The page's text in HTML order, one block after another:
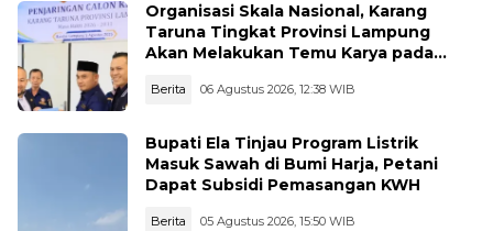
Organisasi Skala Nasional, Karang
Taruna Tingkat Provinsi Lampung
Akan Melakukan Temu Karya pada
Berita 06 Agustus 2026, 12:38 WIB
Bupati Ela Tinjau Program Listrik
Masuk Sawah di Bumi Harja, Petani
Dapat Subsidi Pemasangan KWH
Berita 05 Agustus 2026, 15:50 WIB